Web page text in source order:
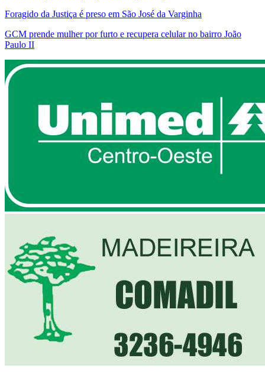
Foragido da Justiça é preso em São José da Varginha
GCM prende mulher por furto e recupera celular no bairro João
Paulo II